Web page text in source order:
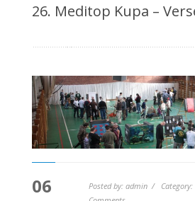
26. Meditop Kupa –
06 Posted by: admin / Category: